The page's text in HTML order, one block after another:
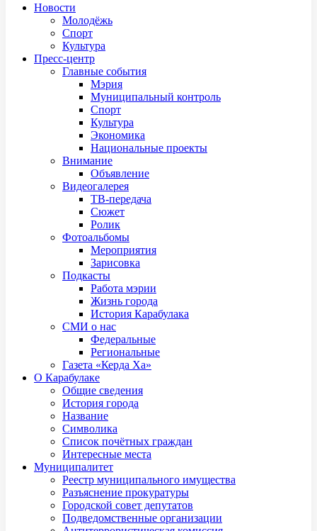
Новости
Молодёжь
Спорт
Культура
Пресс-центр
Главные события
Мэрия
Муниципальный контроль
Спорт
Культура
Экономика
Национальные проекты
Внимание
Объявление
Видеогалерея
ТВ-передача
Сюжет
Ролик
Фотоальбомы
Мероприятия
Зарисовка
Подкасты
Работа мэрии
Жизнь города
История Карабулака
СМИ о нас
Федеральные
Региональные
Газета «Керда Ха»
О Карабулаке
Общие сведения
История города
Название
Символика
Список почётных граждан
Интересные места
Муниципалитет
Реестр муниципального имущества
Разъяснение прокуратуры
Городской совет депутатов
Подведомственные организации